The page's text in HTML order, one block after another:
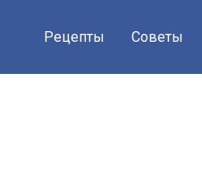
Рецепты Советы